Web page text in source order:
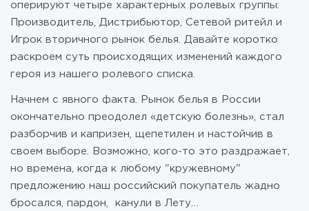
оперируют четыре характерных ролевых группы:
Производитель, Дистрибьютор, Сетевой ритейл и
Игрок вторичного рынок белья. Давайте коротко
раскроем суть происходящих изменений каждого
героя из нашего ролевого списка.
Начнем с явного факта. Рынок белья в России
окончательно преодолел «детскую болезнь», стал
разборчив и капризен, щепетилен и настойчив в
своем выборе. Возможно, кого-то это раздражает,
но времена, когда к любому "кружевному"
предложению наш российский покупатель жадно
бросался, пардон, канули в Лету…